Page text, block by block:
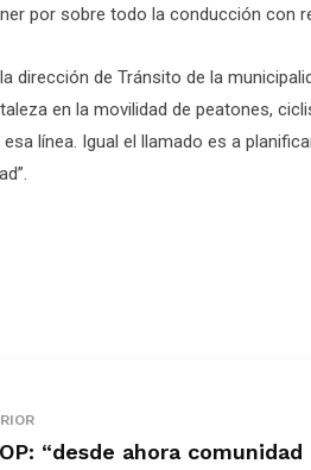
por sobre todo la conducción con
dirección de Tránsito de la
en la movilidad de peatones,
esa línea. Igual el llamado es a
“desde ahora comunidad